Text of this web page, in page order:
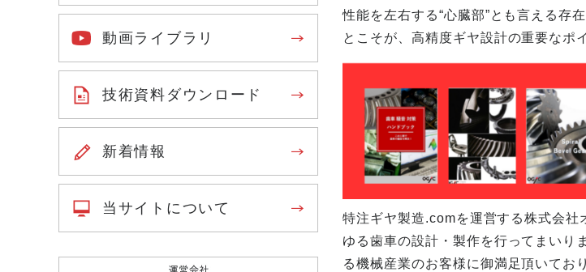
動画ライブラリ
技術資料ダウンロード
新着情報
当サイトについて
性能を左右する“心臓部”とも言える存
とこそが、高精度ギヤ設計の重要なポ
特注ギヤ製造.comを運営する株式会
ゆる歯車の設計・製作を行ってまいり
る機械産業のお客様に御満足頂いてお